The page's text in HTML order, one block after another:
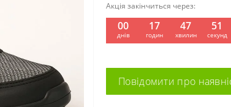
Акція закінчиться через:
00
днів
17
годин
47
хвилин
50
секунд
Повідомити про